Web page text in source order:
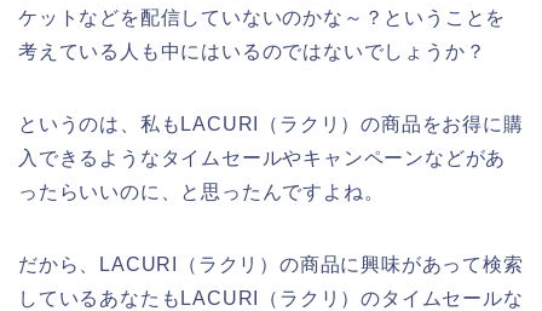
ケットなどを配信していないのかな～？ということを
考えている人も中にはいるのではないでしょうか？
というのは、私もLACURI（ラクリ）の商品をお得に購
入できるようなタイムセールやキャンペーンなどがあ
ったらいいのに、と思ったんですよね。
だから、LACURI（ラクリ）の商品に興味があって検索
しているあなたもLACURI（ラクリ）のタイムセールな